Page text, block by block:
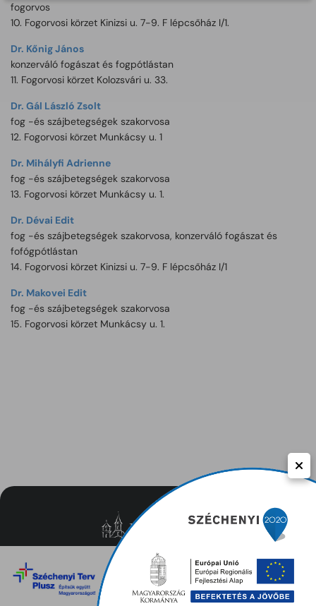
fogorvos
10. Fogorvosi körzet Kinizsi u. 7-9. F lépcsőház I/1.
Dr. Kőnig János
konzerváló fogászat és fogpótlástan
11. Fogorvosi körzet Kolozsvári u. 33.
Dr. Gál László Zsolt
fog -és szájbetegségek szakorvosa
12. Fogorvosi körzet Munkácsy u. 1
Dr. Mihályfi Adrienne
fog -és szájbetegségek szakorvosa
13. Fogorvosi körzet Munkácsy u. 1.
Dr. Dévai Edit
fog -és szájbetegségek szakorvosa, konzerváló fogászat és
fofógpótlástan
14. Fogorvosi körzet Kinizsi u. 7-9. F lépcsőház I/1
Dr. Makovei Edit
fog -és szájbetegségek szakorvosa
15. Fogorvosi körzet Munkácsy u. 1.
Közérdekű adatok
Adatvédelem